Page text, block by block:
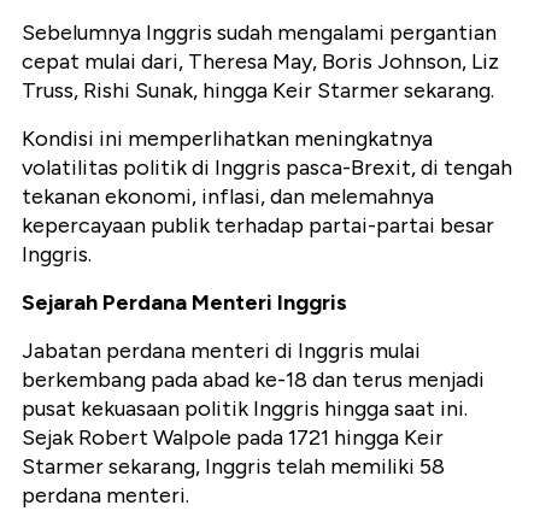
Sebelumnya Inggris sudah mengalami pergantian
cepat mulai dari, Theresa May, Boris Johnson, Liz
Truss, Rishi Sunak, hingga Keir Starmer sekarang.
Kondisi ini memperlihatkan meningkatnya
volatilitas politik di Inggris pasca-Brexit, di tengah
tekanan ekonomi, inflasi, dan melemahnya
kepercayaan publik terhadap partai-partai besar
Inggris.
Sejarah Perdana Menteri Inggris
Jabatan perdana menteri di Inggris mulai
berkembang pada abad ke-18 dan terus menjadi
pusat kekuasaan politik Inggris hingga saat ini.
Sejak Robert Walpole pada 1721 hingga Keir
Starmer sekarang, Inggris telah memiliki 58
perdana menteri.